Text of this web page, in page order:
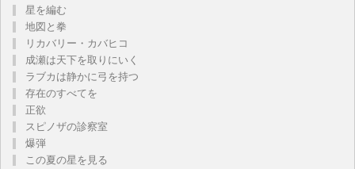
星を編む
地図と拳
リカバリー・カバヒコ
成瀬は天下を取りにいく
ラブカは静かに弓を持つ
存在のすべてを
正欲
スピノザの診察室
爆弾
この夏の星を見る